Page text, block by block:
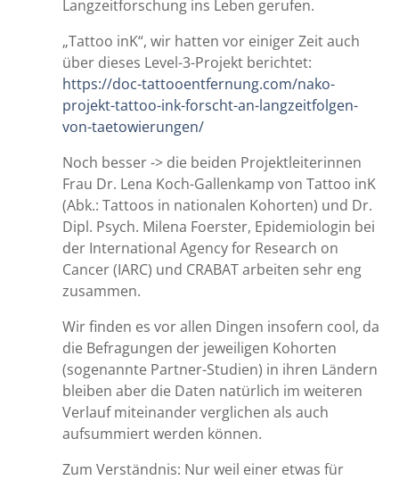
Langzeitforschung ins Leben gerufen.
„Tattoo inK“, wir hatten vor einiger Zeit auch
über dieses Level-3-Projekt berichtet:
https://doc-tattooentfernung.com/nako-
projekt-tattoo-ink-forscht-an-langzeitfolgen-
von-taetowierungen/
Noch besser -> die beiden Projektleiterinnen
Frau Dr. Lena Koch-Gallenkamp von Tattoo inK
(Abk.: Tattoos in nationalen Kohorten) und Dr.
Dipl. Psych. Milena Foerster, Epidemiologin bei
der International Agency for Research on
Cancer (IARC) und CRABAT arbeiten sehr eng
zusammen.
Wir finden es vor allen Dingen insofern cool, da
die Befragungen der jeweiligen Kohorten
(sogenannte Partner-Studien) in ihren Ländern
bleiben aber die Daten natürlich im weiteren
Verlauf miteinander verglichen als auch
aufsummiert werden können.
Zum Verständnis: Nur weil einer etwas für